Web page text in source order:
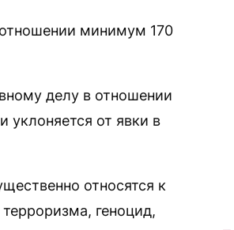
минимум 170
делу в отношении
уклоняется от явки в
относятся к
геноцид,